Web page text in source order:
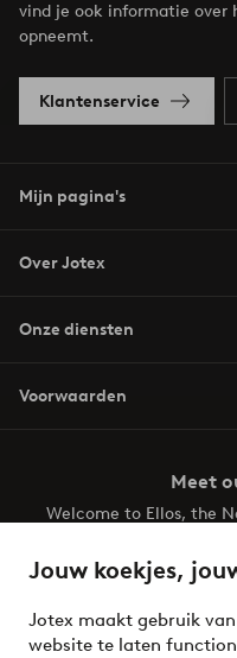
Jouw koekjes,
Jotex maakt gebruik
website te laten
vind je ook informatie over
opneemt.
Klantenservice
Mijn pagina's
Over Jotex
Onze diensten
Voorwaarden
Meet
Welcome to Ellos, the
your wardrobe.